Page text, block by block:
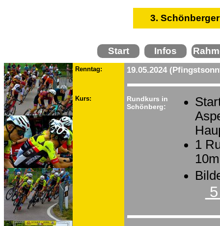
3.
Start Infos
Renntag: 19.05.2024
Kurs:
Rundkurs in
Schönberg:
1